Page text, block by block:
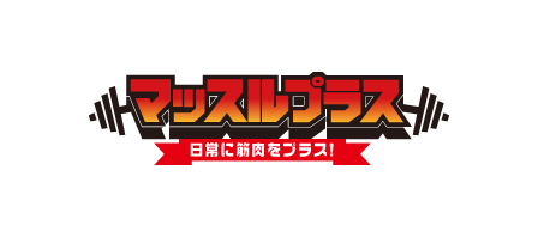
TOKYO FMラジオ番組「ONE MORNING」
で紹介さ…